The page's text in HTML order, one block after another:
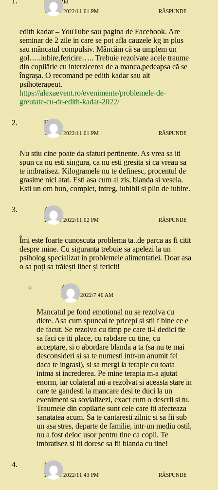
12 MAI 2022/11:01 PM RĂSPUNDE
edith kadar – YouTube sau pagina de Facebook. Are
seminar de 2 zile in care se pot afla cauzele kg in plus
sau mâncatul compulsiv. Mâncăm că sa umplem un
gol…..iubire,fericire….. Trebuie rezolvate acele traume
din copilărie cu interzicerea de a manca,pedeapsa că se
îngrașa. O recomand pe edith kadar sau alt
psihoterapeut.
https://alexaevent.ro/evenimente/problemele-de-
greutate-cu-dr-edith-kadar-2022/
Eliza
12 MAI 2022/11:01 PM RĂSPUNDE
Nu stiu cine poate da sfaturi pertinente. As vrea sa iti
spun ca nu esti singura, ca nu esti gresita si ca vreau sa
te imbratisez. Kilogramele nu te definesc, procentul de
grasime nici atat. Esti asa cum ai zis, blanda si vesela.
Esti un om bun, complet, intreg, iubibil si plin de iubire.
Anca
12 MAI 2022/11:02 PM RĂSPUNDE
Îmi este foarte cunoscuta problema ta..de parca as fi citit
despre mine. Cu siguranța trebuie sa apelezi la un
psiholog specializat in problemele alimentatiei. Doar asa
o sa poți sa trăiești liber și fericit!
Ana
13 MAI 2022/7:40 AM
Mancatul pe fond emotional nu se rezolva cu
diete. Asa cum spuneai te pricepi si stii f bine ce e
de facut. Se rezolva cu timp pe care ti-l dedici tie
sa faci ce iti place, cu rabdare cu tine, cu
acceptare, si o abordare blanda a ta (sa nu te mai
desconsideri si sa te numesti intr-un anumit fel
daca te ingrasi), si sa mergi la terapie cu toata
inima si increderea. Pe mine terapia m-a ajutat
enorm, iar colateral mi-a rezolvat si aceasta stare in
care te gandesti la mancare desi te duci la un
eveniment sa sovializezi, exact cum o descrii si tu.
Traumele din copilarie sunt cele care iti afecteaza
sanatatea acum. Sa te cantaresti zilnic si sa fii sub
un asa stres, departe de familie, intr-un mediu ostil,
nu a fost deloc usor pentru tine ca copil. Te
imbratisez si iti doresc sa fii blanda cu tine!
Iulia
12 MAI 2022/11:43 PM RĂSPUNDE